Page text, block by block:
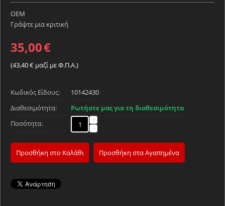
OEM
Γράψτε μια κριτική
35,00€
(43,40€ μαζί με Φ.Π.Α.)
Κωδικός Είδους:
10142430
Διαθεσιμότητα:
Ρωτήστε μας για τη διαθεσιμότητα
Ποσότητα:
+
−
Προσθήκη στο Καλάθι Προσθήκη στα Αγαπημένα